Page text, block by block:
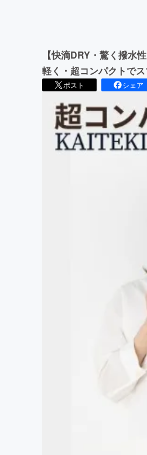
【快滴DRY・驚く撥水
軽く・超コンパクトで
ポスト シェア